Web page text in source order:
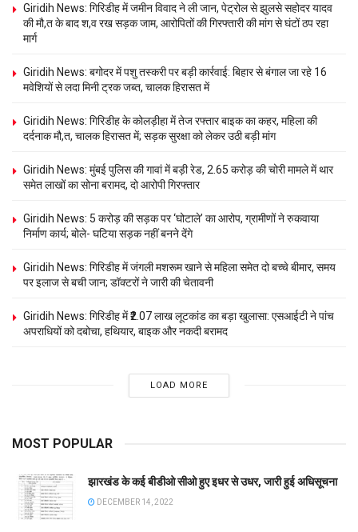
Giridih News: गिरिडीह में जमीन विवाद ने ली जान, पेट्रोल से झुलसे सहोदर यादव
की मौ,त के बाद श,व रख सड़क जाम, आरोपितों की गिरफ्तारी की मांग से घंटों ठप रहा
मार्ग
Giridih News: बगोदर में पशु तस्करी पर बड़ी कार्रवाई: बिहार से बंगाल जा रहे 16
मवेशियों से लदा मिनी ट्रक जब्त, चालक हिरासत में
Giridih News: गिरिडीह के कोलड़ीहा में तेज रफ्तार बाइक का कहर, महिला की
दर्दनाक मौ,त, चालक हिरासत में; सड़क सुरक्षा को लेकर उठी बड़ी मांग
Giridih News: मुंबई पुलिस की गावां में बड़ी रेड, 2.65 करोड़ की चोरी मामले में थार
समेत लाखों का सोना बरामद, दो आरोपी गिरफ्तार
Giridih News: 5 करोड़ की सड़क पर ‘घोटाले’ का आरोप, ग्रामीणों ने रुकवाया
निर्माण कार्य; बोले- घटिया सड़क नहीं बनने देंगे
Giridih News: गिरिडीह में जंगली मशरूम खाने से महिला समेत दो बच्चे बीमार, समय
पर इलाज से बची जान; डॉक्टरों ने जारी की चेतावनी
Giridih News: गिरिडीह में ₹2.07 लाख लूटकांड का बड़ा खुलासा: एसआईटी ने पांच
अपराधियों को दबोचा, हथियार, बाइक और नकदी बरामद
LOAD MORE
MOST POPULAR
झारखंड के कई बीडीओ सीओ हुए इधर से उधर, जारी हुई अधिसूचना
DECEMBER 14, 2022